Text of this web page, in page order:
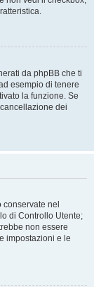
da phpBB che ti
esempio di tenere
la funzione. Se
dei
nel
di Controllo Utente;
non essere
impostazioni e le